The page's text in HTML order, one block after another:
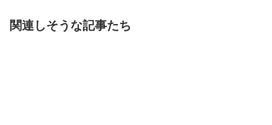
関連しそうな記事たち